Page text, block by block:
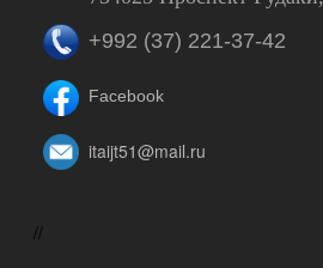
+992 (37) 221-37-42
Facebook
itaijt51@mail.ru
//